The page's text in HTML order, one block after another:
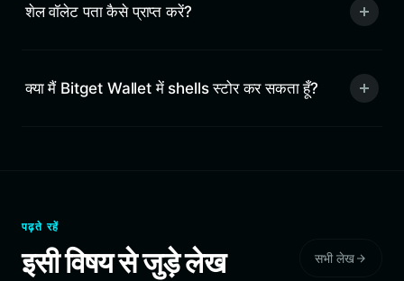
शेल वॉलेट पता कैसे प्राप्त करें?
क्या मैं Bitget Wallet में shells स्टोर कर सकता हूँ?
पढ़ते रहें
इसी विषय से जुड़े लेख सभी लेख